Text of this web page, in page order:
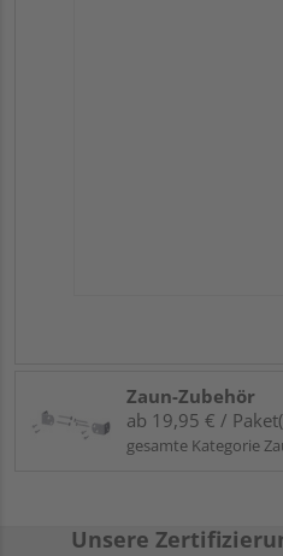
Zaun-Zubehör
ab 19,95 € /
gesamte Kategorie
Unsere